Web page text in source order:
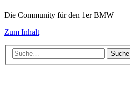
Die Community für den 1er BMW
Zum Inhalt
Suche